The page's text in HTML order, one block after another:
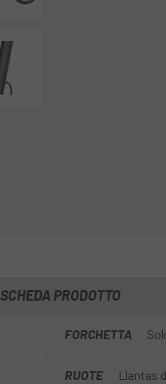
SCHEDA PRODOTTO
FORCHETTA
RUOTE Llantas